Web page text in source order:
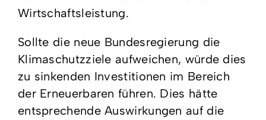
Wirtschaftsleistung.
Sollte die neue Bundesregierung die
Klimaschutzziele aufweichen, würde dies
zu sinkenden Investitionen im Bereich
der Erneuerbaren führen. Dies hätte
entsprechende Auswirkungen auf die